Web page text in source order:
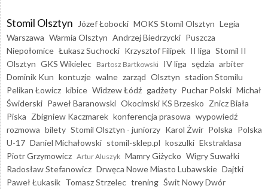
Stomil Olsztyn Józef Łobocki MOKS Stomil Olsztyn Legia
Warszawa Warmia Olsztyn Andrzej Biedrzycki Puszcza
Niepołomice Łukasz Suchocki Krzysztof Filipek II liga Stomil II
Olsztyn GKS Wikielec Bartosz Bartkowski IV liga sędzia arbiter
Dominik Kun kontuzje walne zarząd Olsztyn stadion Stomilu
Pelikan Łowicz kibice Widzew Łódź gadżety Puchar Polski Michał
Świderski Paweł Baranowski Okocimski KS Brzesko Znicz Biała
Piska Zbigniew Kaczmarek konferencja prasowa wypowiedź
rozmowa bilety Stomil Olsztyn - juniorzy Karol Żwir Polska Polska
U-17 Daniel Michałowski stomil-sklep.pl koszulki Ekstraklasa
Piotr Grzymowicz Artur Aluszyk Mamry Giżycko Wigry Suwałki
Radosław Stefanowicz Drwęca Nowe Miasto Lubawskie Dajtki
Paweł Łukasik Tomasz Strzelec trening Świt Nowy Dwór